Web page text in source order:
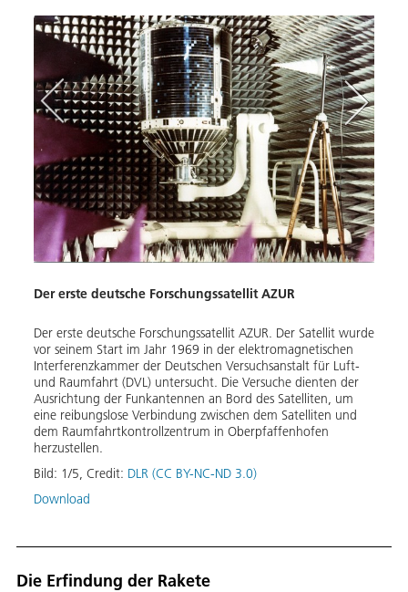
Der erste deutsche Forschungssatellit AZUR
Der erste deutsche Forschungssatellit AZUR. Der Satellit wurde
vor seinem Start im Jahr 1969 in der elektromagnetischen
Interferenzkammer der Deutschen Versuchsanstalt für Luft-
und Raumfahrt (DVL) untersucht. Die Versuche dienten der
Ausrichtung der Funkantennen an Bord des Satelliten, um
eine reibungslose Verbindung zwischen dem Satelliten und
dem Raumfahrtkontrollzentrum in Oberpfaffenhofen
herzustellen.
Bild: 1/5, Credit: DLR (CC BY-NC-ND 3.0)
Download
Die Erfindung der Rakete